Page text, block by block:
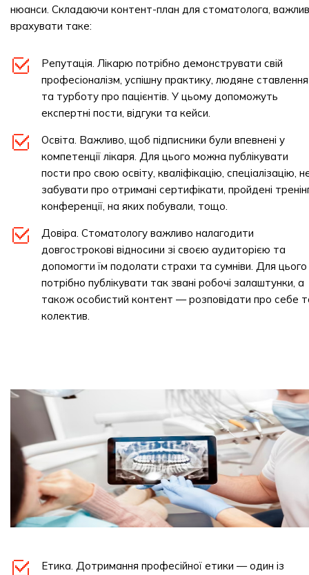
нюанси. Складаючи контент-план для стоматолога,
врахувати таке:
Репутація. Лікарю потрібно демонструвати свій
професіоналізм, успішну практику, людяне ставлення
та турботу про пацієнтів. У цьому допоможуть
експертні пости, відгуки та кейси.
Освіта. Важливо, щоб підписники були впевнені у
компетенції лікаря. Для цього можна публікувати
пости про свою освіту, кваліфікацію, спеціалізацію,
забувати про отримані сертифікати, пройдені
конференції, на яких побували, тощо.
Довіра. Стоматологу важливо налагодити
довгострокові відносини зі своєю аудиторією та
допомогти їм подолати страхи та сумніви. Для цього
потрібно публікувати так звані робочі залаштунки, а
також особистий контент — розповідати про себе
колектив.
Етика. Дотримання професійної етики — один із